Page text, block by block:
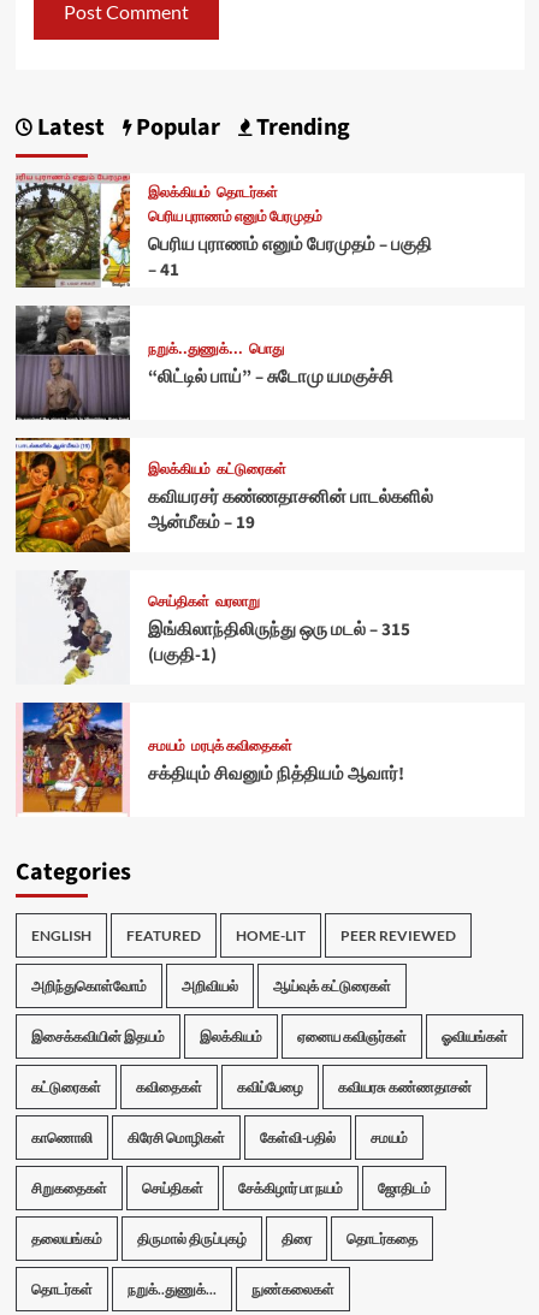
Latest Popular Trending
இலக்கியம் தொடர்கள்
பெரிய புராணம் எனும் பேரமுதம்
பெரிய புராணம் எனும் பேரமுதம் – பகுதி
– 41
நறுக்..துணுக்... பொது
“லிட்டில் பாய்” – சுடோமு யமகுச்சி
இலக்கியம் கட்டுரைகள்
கவியரசர் கண்ணதாசனின் பாடல்களில்
ஆன்மீகம் – 19
செய்திகள் வரலாறு
இங்கிலாந்திலிருந்து ஒரு மடல் – 315
(பகுதி-1)
சமயம் மரபுக் கவிதைகள்
சக்தியும் சிவனும் நித்தியம் ஆவார்!
Categories
ENGLISH FEATURED HOME-LIT PEER REVIEWED
அறிந்துகொள்வோம் அறிவியல் ஆய்வுக் கட்டுரைகள்
இசைக்கவியின் இதயம் இலக்கியம் ஏனைய கவிஞர்கள் ஓவியங்கள்
கட்டுரைகள் கவிதைகள் கவிப்பேழை கவியரசு கண்ணதாசன்
காணொலி கிரேசி மொழிகள் கேள்வி-பதில் சமயம்
சிறுகதைகள் செய்திகள் சேக்கிழார் பா நயம் ஜோதிடம்
தலையங்கம் திருமால் திருப்புகழ் திரை தொடர்கதை
தொடர்கள் நறுக்..துணுக்... நுண்கலைகள்